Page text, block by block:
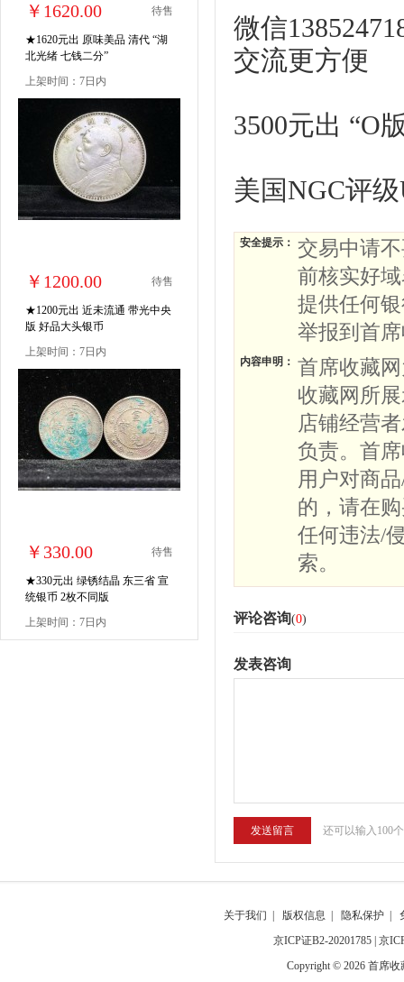
￥1620.00 待售
★1620元出 原味美品 清代 “湖
北光绪 七钱二分”
上架时间：7日内
￥1200.00 待售
★1200元出 近未流通 带光中央
版 好品大头银币
上架时间：7日内
￥330.00 待售
★330元出 绿锈结晶 东三省 宣
统银币 2枚不同版
上架时间：7日内
微信
交流更方便
3500元出 “O
美国NGC评
安全提示： 交易中请
前核实好
提供任何
举报到首
内容申明： 首席收藏
收藏网所
店铺经营
负责。首
用户对商
的，请在
任何违法/
索。
评论咨询(0)
发表咨询
还可以输入100
关于我们 版权信息 隐私保护
京ICP证B2-20201785 京
Copyright © 2026 首席收